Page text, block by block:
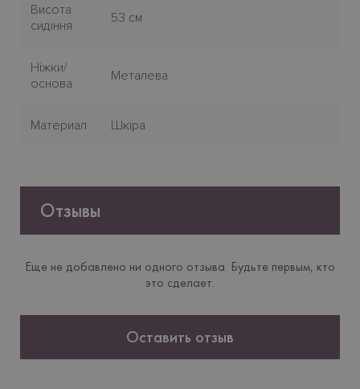
Висота
сидіння
53 см
Нiжки/
основа
Металева
Материал Шкіра
Отзывы
Еще не добавлено ни одного отзыва. Будьте первым, кто
это сделает.
Оставить отзыв